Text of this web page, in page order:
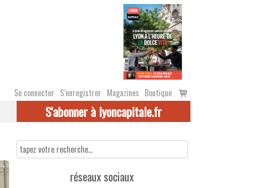
Se connecter S’enregistrer Magazines Boutique
Voir
le
S'abonner à lyoncapitale.fr
réseaux sociaux